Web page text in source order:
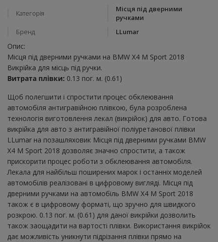
Категорія
Місця під дверними
ручками
Бренд
LLumar
Опис:
Місця під дверними ручками на BMW X4 M Sport 2018
Викрійка для місць під ручки.
Витрата плівки: 0.13 пог. м. (0.61)
Щоб полегшити і спростити процес обклеювання
автомобіля антигравійною плівкою, була розроблена
технологія виготовлення лекал (викрійок) для авто. Готова
викрійка для авто з антигравійної поліуретанової плівки
LLumar на позашляховик Місця під дверними ручками BMW
X4 M Sport 2018 дозволяє значно спростити, а також
прискорити процес роботи з обклеювання автомобіля.
Лекала для найбільш поширених марок і останніх моделей
автомобілів реалізовані в цифровому вигляді. Місця під
дверними ручками на автомобіль BMW X4 M Sport 2018
також є в цифровому форматі, що зручно для швидкого
розкрою. 0.13 пог. м. (0.61) для даної викрійки дозволить
також заощадити на вартості плівки. Використання викрійок
дає можливість уникнути підрізання плівки прямо на